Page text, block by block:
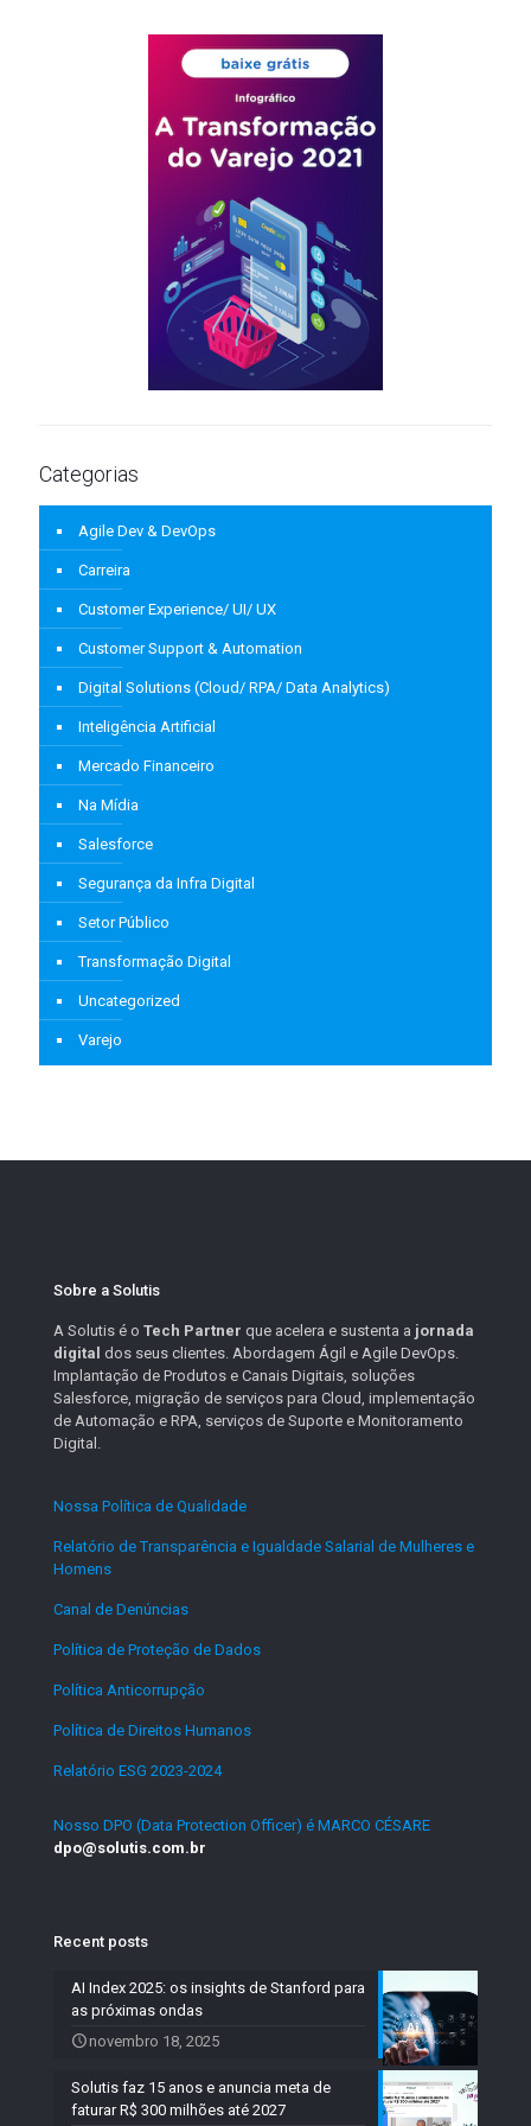
Categorias
Agile Dev & DevOps
Carreira
Customer Experience/ UI/ UX
Customer Support & Automation
Digital Solutions (Cloud/ RPA/ Data Analytics)
Inteligência Artificial
Mercado Financeiro
Na Mídia
Salesforce
Segurança da Infra Digital
Setor Público
Transformação Digital
Uncategorized
Varejo
Sobre a Solutis
A Solutis é o Tech Partner que acelera e sustenta a jornada
digital dos seus clientes. Abordagem Ágil e Agile DevOps.
Implantação de Produtos e Canais Digitais, soluções
Salesforce, migração de serviços para Cloud, implementação
de Automação e RPA, serviços de Suporte e Monitoramento
Digital.
Nossa Política de Qualidade
Relatório de Transparência e Igualdade Salarial de Mulheres e
Homens
Canal de Denúncias
Política de Proteção de Dados
Política Anticorrupção
Política de Direitos Humanos
Relatório ESG 2023-2024.
Nosso DPO (Data Protection Officer) é MARCO CÉSARE
dpo@solutis.com.br
Recent posts
AI Index 2025: os insights de Stanford para
as próximas ondas
novembro 18, 2025
Solutis faz 15 anos e anuncia meta de
faturar R$ 300 milhões até 2027